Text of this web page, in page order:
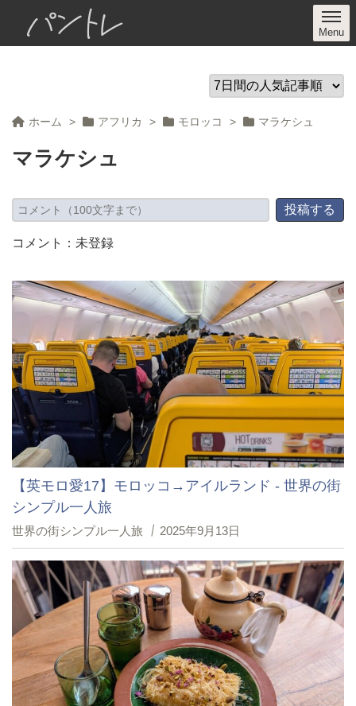
パントレ
ホーム > アフリカ > モロッコ > マラケシュ
マラケシュ
コメント：未登録
【英モロ愛17】モロッコ→アイルランド - 世界の街
シンプル一人旅
世界の街シンプル一人旅 2025年9月13日